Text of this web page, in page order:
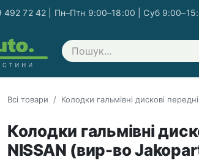
492 72 42 | Пн–Птн 9:00–18:00 | Суб
Всі товари Колодки гальмівні дискові
Колодки гальмівні
NISSAN (вир-во